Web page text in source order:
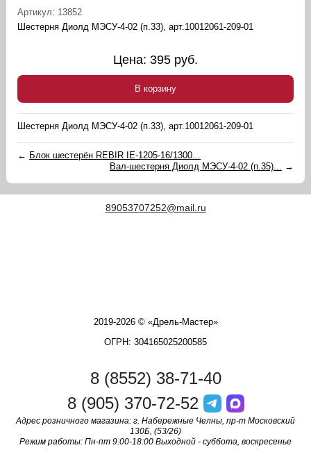
Артикул: 13852
Шестерня Диолд МЭСУ-4-02 (п.33), арт.10012061-209-01
Цена: 395 руб.
В корзину
Шестерня Диолд МЭСУ-4-02 (п.33), арт.10012061-209-01
← Блок шестерён REBIR IE-1205-16/1300...
Вал-шестерня Диолд МЭСУ-4-02 (п.35)... →
89053707252@mail.ru
2019-2026 © «Дрель-Мастер»
ОГРН: 304165025200585
8 (8552) 38-71-40
8 (905) 370-72-52
Адрес розничного магазина: г. Набережные Челны, пр-т Московский
130Б, (53/26)
Режим работы: Пн-пт 9:00-18:00 Выходной - суббота, воскресенье